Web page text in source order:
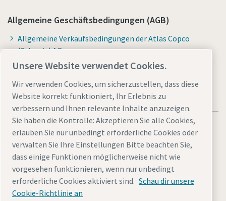
Allgemeine Geschäftsbedingungen (AGB)
Allgemeine Verkaufsbedingungen der Atlas Copco
(Schweiz) AG
Allgemeine rechtliche Hinweise atlascopco.com
Cookies verwaltenBarrierefreiheitSitemap
Unsere Website verwendet Cookies.
Wir verwenden Cookies, um sicherzustellen, dass diese
Website korrekt funktioniert, Ihr Erlebnis zu
verbessern und Ihnen relevante Inhalte anzuzeigen.
Sie haben die Kontrolle: Akzeptieren Sie alle Cookies,
erlauben Sie nur unbedingt erforderliche Cookies oder
verwalten Sie Ihre Einstellungen Bitte beachten Sie,
dass einige Funktionen möglicherweise nicht wie
vorgesehen funktionieren, wenn nur unbedingt
erforderliche Cookies aktiviert sind. Schau dir unsere
Cookie-Richtlinie an